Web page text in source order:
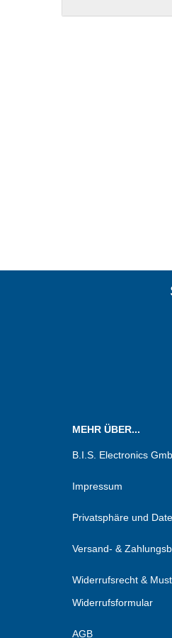
Wir
MEHR ÜBER...
B.I.S. Electronics
Impressum
Privatsphäre und
Versand- &
Widerrufsrecht &
Widerrufsformular
AGB